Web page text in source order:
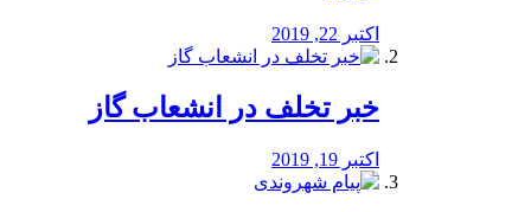
اکتبر 22, 2019
خبر تخلف در انشعاب گاز
اکتبر 19, 2019